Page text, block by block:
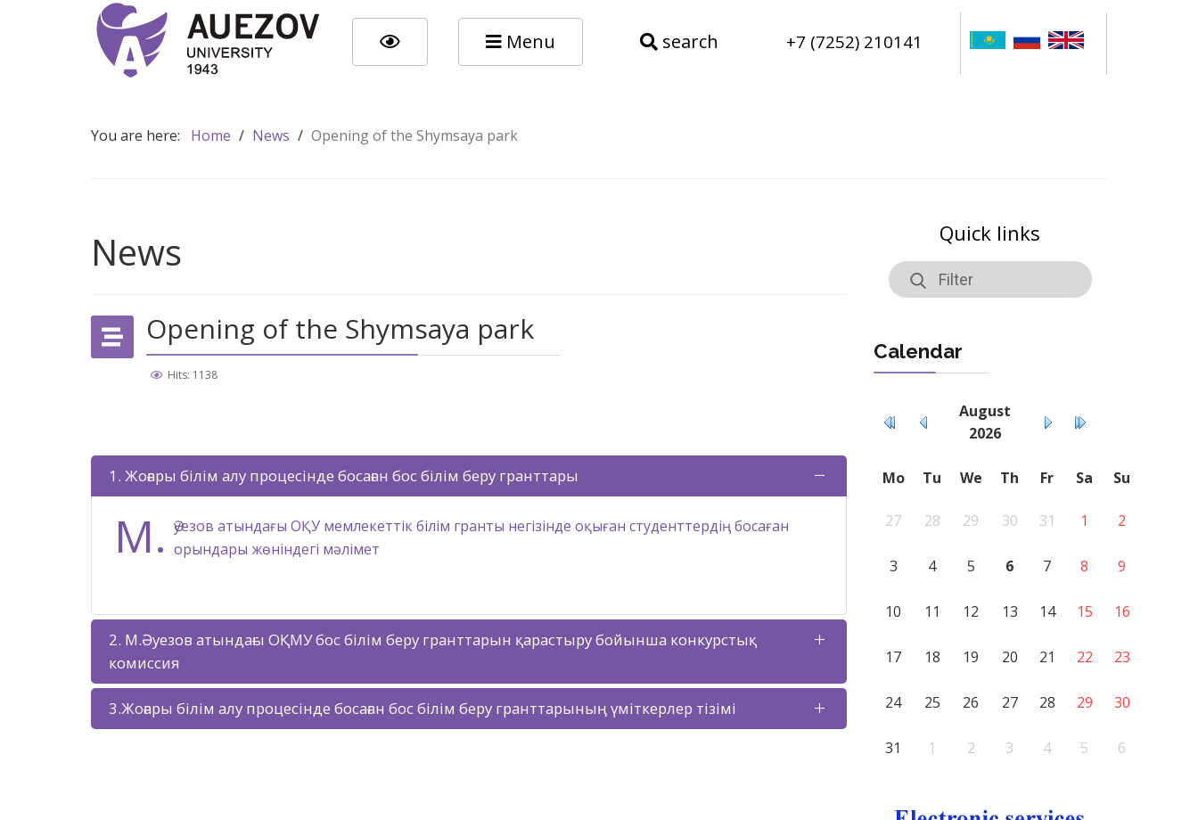
Menu search +7 (7252) 210141
You are here: Home / News / Opening of the Shymsaya park
News
Opening of the Shymsaya park
Hits: 1138
1. Жоғары білім алу процесінде босаған бос білім беру гранттары
М. Әуезов атындағы ОҚУ мемлекеттік білім гранты негізінде оқыған студенттердің босаған
орындары жөніндегі мәлімет
2. М.Әуезов атындағы ОҚМУ бос білім беру гранттарын қарастыру бойынша конкурстық
комиссия
3.Жоғары білім алу процесінде босаған бос білім беру гранттарының үміткерлер тізімі
Quick links
Calendar
August
2026
Mo Tu We Th Fr Sa Su
27 28 29 30 31 1 2
3 4 5 6 7 8 9
10 11 12 13 14 15 16
17 18 19 20 21 22 23
24 25 26 27 28 29 30
31 1 2 3 4 5 6